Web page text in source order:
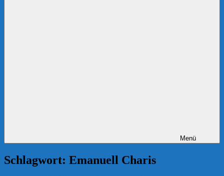
Menü
Schlagwort: Emanuell Charis